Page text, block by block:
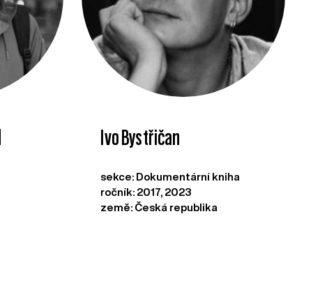
Ivo Bystřičan
sekce: Dokumentární kniha
ročník: 2017, 2023
země: Česká republika